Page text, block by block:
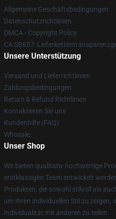
Allgemeine Geschäftsbedingungen
Datenschutzrichtlinien
DMCA - Copyright Policy
CA SB657:
Unsere Unterstützung
Versand und Lieferrichtlinien
Zahlungsbedingungen
Return & Refund Richtlinien
Kontaktieren Sie uns
Kundenhilfe (FAQ)
Whosale
Unser Shop
Wir bieten qualitativ hochwertige
erstklassigen Team entwickelt
Produkten, die sowohl stilvoll als
um Ihren individuellen Stil zu zeigen,
Individualität mit anderen zu teilen.